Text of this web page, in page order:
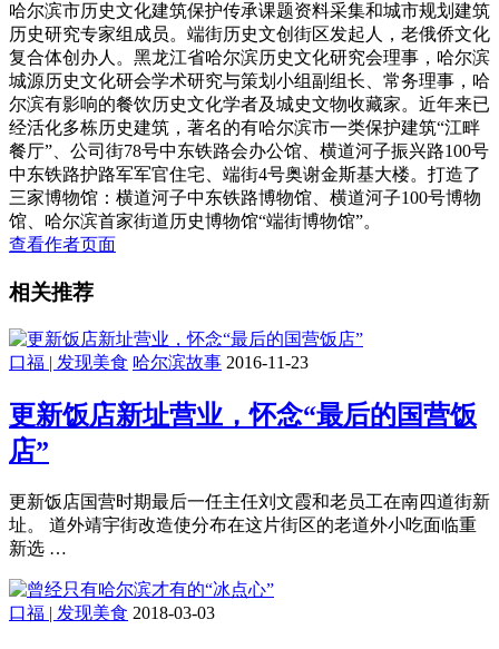
哈尔滨市历史文化建筑保护传承课题资料采集和城市规划建筑
历史研究专家组成员。端街历史文创街区发起人，老俄侨文化
复合体创办人。黑龙江省哈尔滨历史文化研究会理事，哈尔滨
城源历史文化研会学术研究与策划小组副组长、常务理事，哈
尔滨有影响的餐饮历史文化学者及城史文物收藏家。近年来已
经活化多栋历史建筑，著名的有哈尔滨市一类保护建筑“江畔
餐厅”、公司街78号中东铁路会办公馆、横道河子振兴路100号
中东铁路护路军军官住宅、端街4号奥谢金斯基大楼。打造了
三家博物馆：横道河子中东铁路博物馆、横道河子100号博物
馆、哈尔滨首家街道历史博物馆“端街博物馆”。
查看作者页面
相关推荐
口福 | 发现美食 哈尔滨故事 2016-11-23
更新饭店新址营业，怀念“最后的国营饭
店”
更新饭店国营时期最后一任主任刘文霞和老员工在南四道街新
址。 道外靖宇街改造使分布在这片街区的老道外小吃面临重
新选 …
口福 | 发现美食 2018-03-03